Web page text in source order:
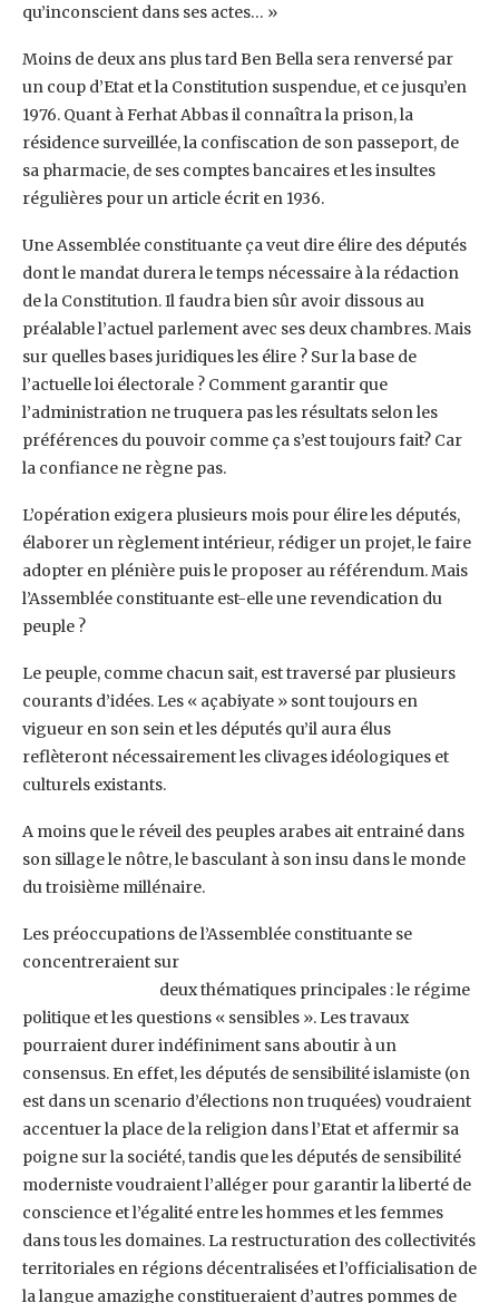
qu’inconscient dans ses actes… »
Moins de deux ans plus tard Ben Bella sera renversé par
un coup d’Etat et la Constitution suspendue, et ce jusqu’en
1976. Quant à Ferhat Abbas il connaîtra la prison, la
résidence surveillée, la confiscation de son passeport, de
sa pharmacie, de ses comptes bancaires et les insultes
régulières pour un article écrit en 1936.
Une Assemblée constituante ça veut dire élire des députés
dont le mandat durera le temps nécessaire à la rédaction
de la Constitution. Il faudra bien sûr avoir dissous au
préalable l’actuel parlement avec ses deux chambres. Mais
sur quelles bases juridiques les élire ? Sur la base de
l’actuelle loi électorale ? Comment garantir que
l’administration ne truquera pas les résultats selon les
préférences du pouvoir comme ça s’est toujours fait? Car
la confiance ne règne pas.
L’opération exigera plusieurs mois pour élire les députés,
élaborer un règlement intérieur, rédiger un projet, le faire
adopter en plénière puis le proposer au référendum. Mais
l’Assemblée constituante est-elle une revendication du
peuple ?
Le peuple, comme chacun sait, est traversé par plusieurs
courants d’idées. Les « açabiyate » sont toujours en
vigueur en son sein et les députés qu’il aura élus
reflèteront nécessairement les clivages idéologiques et
culturels existants.
A moins que le réveil des peuples arabes ait entrainé dans
son sillage le nôtre, le basculant à son insu dans le monde
du troisième millénaire.
Les préoccupations de l’Assemblée constituante se
concentreraient sur
deux thématiques principales : le régime
politique et les questions « sensibles ». Les travaux
pourraient durer indéfiniment sans aboutir à un
consensus. En effet, les députés de sensibilité islamiste (on
est dans un scenario d’élections non truquées) voudraient
accentuer la place de la religion dans l’Etat et affermir sa
poigne sur la société, tandis que les députés de sensibilité
moderniste voudraient l’alléger pour garantir la liberté de
conscience et l’égalité entre les hommes et les femmes
dans tous les domaines. La restructuration des collectivités
territoriales en régions décentralisées et l’officialisation de
la langue amazighe constitueraient d’autres pommes de